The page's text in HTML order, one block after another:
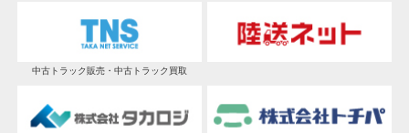
中古トラック販売・中古トラック買取